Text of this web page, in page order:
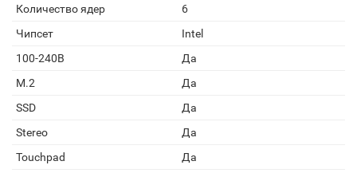
Количество ядер
6
Чипсет
Intel
100-240В
Да
M.2
Да
SSD
Да
Stereo
Да
Touchpad
Да